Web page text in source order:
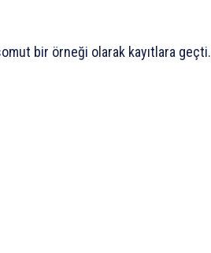
bir örneği olarak kayıtlara geçti.